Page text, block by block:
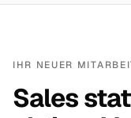
IHR NEUER
Sales